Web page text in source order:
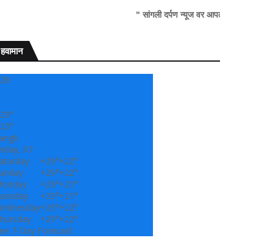
" सांगली दर्पण न्यूज वर आपल्या सर्वांचे सहर्ष स्वागत..!"
हवामान
28
29°
23°
07
+29°+22°
+29°+22°
+29°+21°
+29°+21°
+29°+22°
+29°+22°
7-Day Forecast